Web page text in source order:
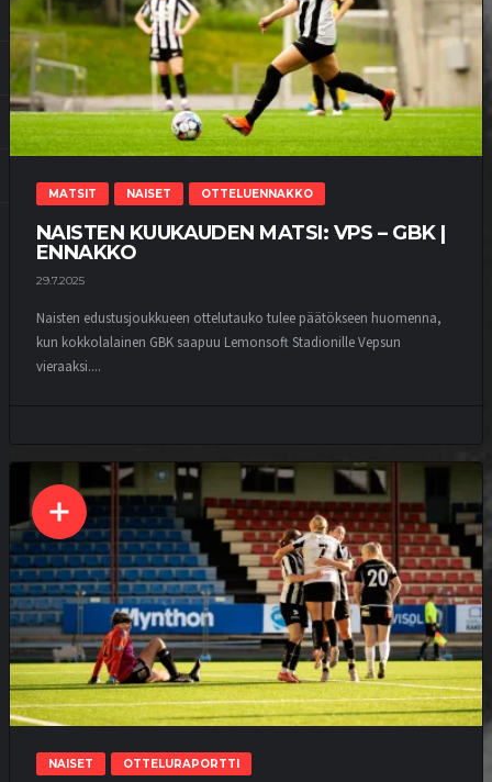
MATSIT NAISET OTTELUENNAKKO
NAISTEN KUUKAUDEN MATSI: VPS – GBK |
ENNAKKO
29.7.2025
Naisten edustusjoukkueen ottelutauko tulee päätökseen huomenna,
kun kokkolalainen GBK saapuu Lemonsoft Stadionille Vepsun
vieraaksi....
NAISET OTTELURAPORTTI